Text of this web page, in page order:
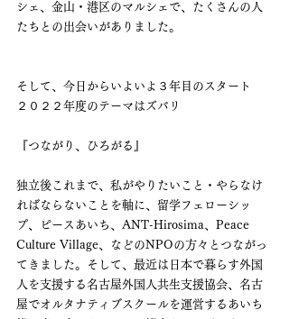
シェ、金山・港区のマルシェで、たくさんの人
たちとの出会いがありました。
そして、今日からいよいよ３年目のスタート
２０２２年度のテーマはズバリ
『つながり、ひろがる』
独立後これまで、私がやりたいこと・やらなけ
ればならないことを軸に、留学フェローシッ
プ、ピースあいち、ANT-Hirosima、Peace
Culture Village、などのNPOの方々とつながっ
てきました。そして、最近は日本で暮らす外国
人を支援する名古屋外国人共生支援協会、名古
屋でオルタナティブスクールを運営するあいち